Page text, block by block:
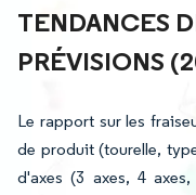
TENDANCES
PRÉVISIONS
Le rapport sur les
de produit (tourelle,
d'axes (3 axes, 4